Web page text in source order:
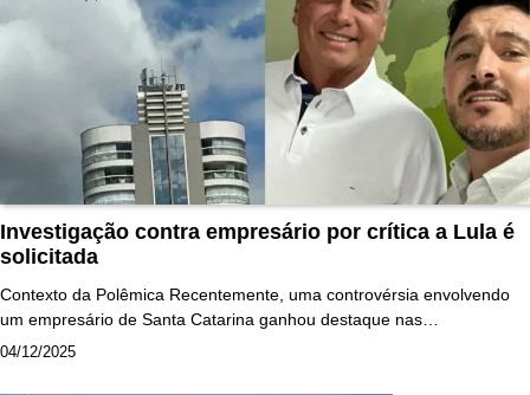
Investigação contra empresário por crítica a Lula é
solicitada
Contexto da Polêmica Recentemente, uma controvérsia envolvendo
um empresário de Santa Catarina ganhou destaque nas…
04/12/2025